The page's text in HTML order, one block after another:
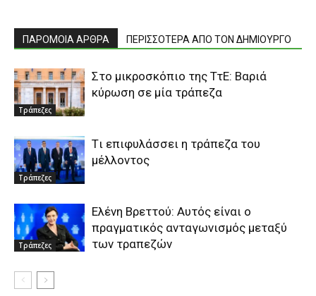
ΠΑΡΟΜΟΙΑ ΑΡΘΡΑ ΠΕΡΙΣΣΟΤΕΡΑ ΑΠΟ ΤΟΝ ΔΗΜΙΟΥΡΓΟ
Τράπεζες
Στο μικροσκόπιο της ΤτΕ: Βαριά
κύρωση σε μία τράπεζα
Τράπεζες
Tι επιφυλάσσει η τράπεζα του
μέλλοντος
Τράπεζες
Ελένη Βρεττού: Aυτός είναι ο
πραγματικός ανταγωνισμός μεταξύ
των τραπεζών